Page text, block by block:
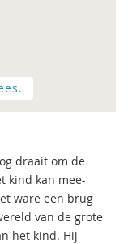
draait om de
kind kan mee-
ware een brug
van de grote
het kind. Hij